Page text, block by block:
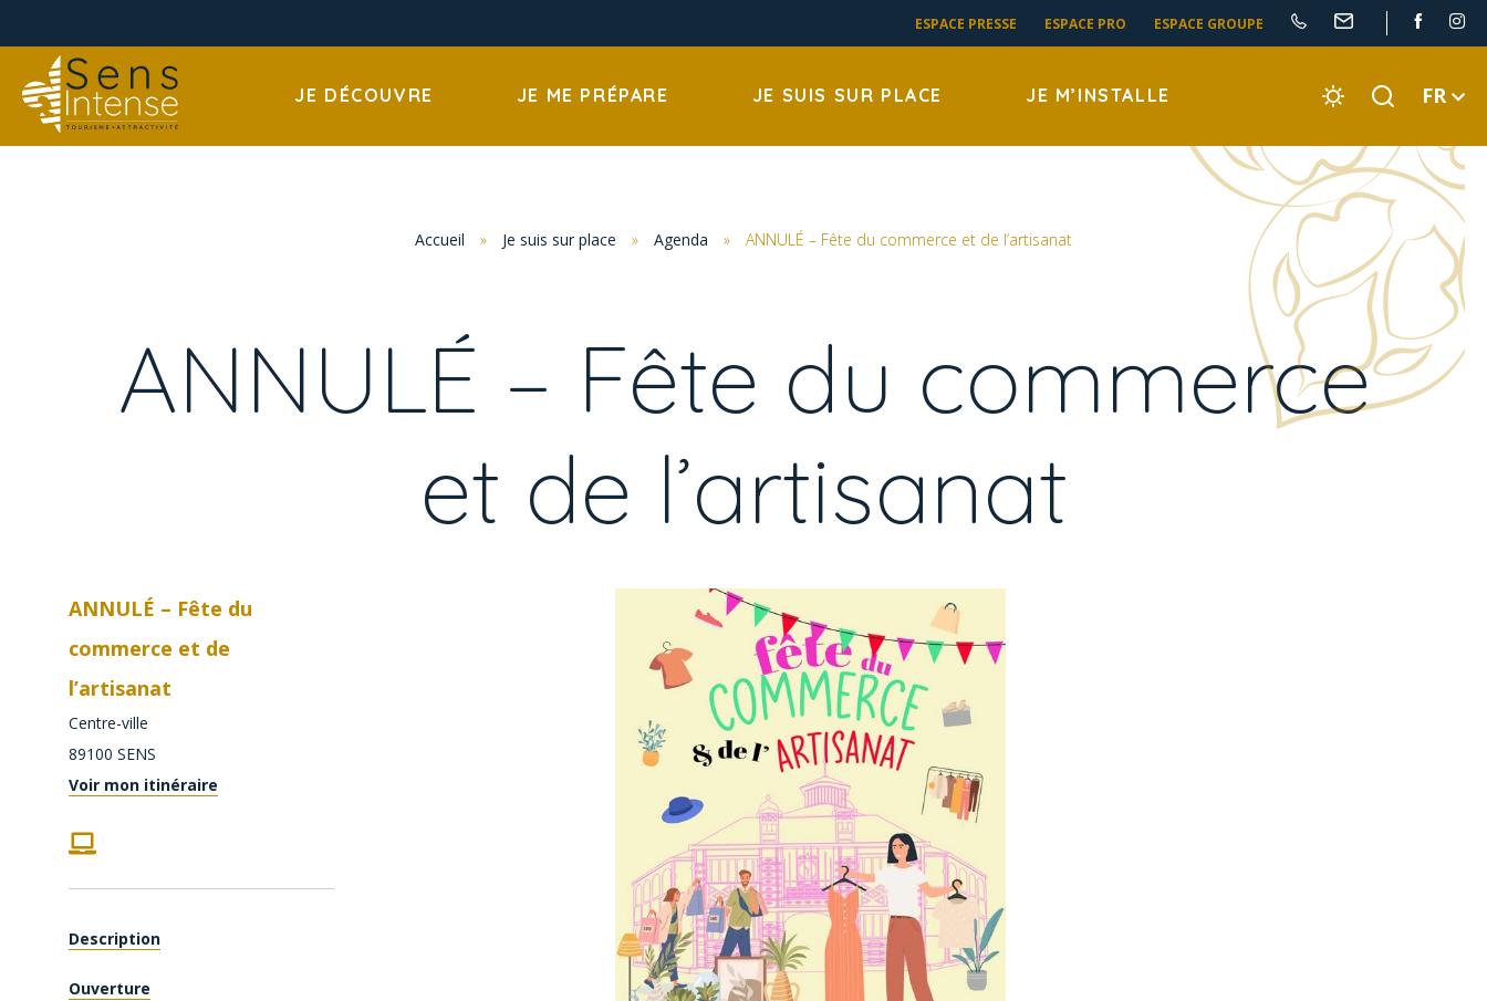
ESPACE PRESSE ESPACE PRO ESPACE GROUPE
JE DÉCOUVRE JE ME PRÉPARE JE SUIS SUR PLACE JE M’INSTALLE FR
Accueil » Je suis sur place » Agenda » ANNULÉ – Fête du commerce et de l’artisanat
ANNULÉ – Fête du commerce
et de l’artisanat
ANNULÉ – Fête du
commerce et de
l’artisanat
Centre-ville
89100 SENS
Voir mon itinéraire
Description
Ouverture